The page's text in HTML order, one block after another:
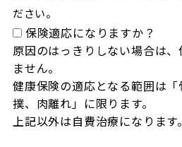
ださい。
保険適応になりますか？
原因のはっきりしない場合は
ません。
健康保険の適応となる範囲は
撲、肉離れ」に限ります。
上記以外は自費治療になります。